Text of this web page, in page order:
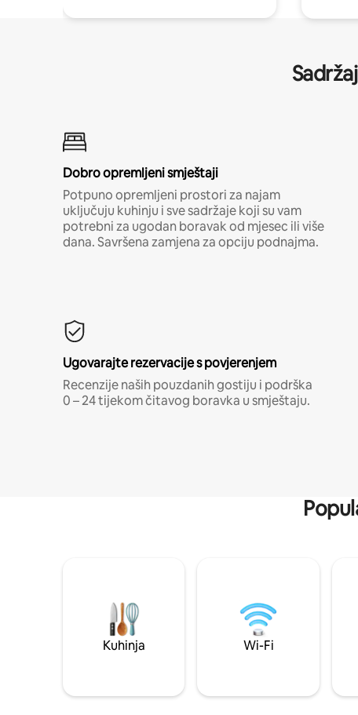
Dobro opremljeni smještaji
Potpuno opremljeni prostori za najam
uključuju kuhinju i sve sadržaje koji su vam
potrebni za ugodan boravak od mjesec ili više
dana. Savršena zamjena za opciju podnajma.
Ugovarajte rezervacije s povjerenjem
Recenzije naših pouzdanih gostiju i podrška
0 – 24 tijekom čitavog boravka u smještaju.
Kuhinja Wi-Fi